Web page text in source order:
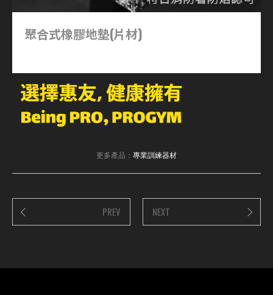
聚合式橡膠地墊(片材)
更多產品： 專業訓練器材
PREV NEXT